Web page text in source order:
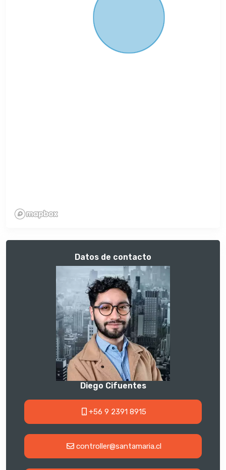
Datos de contacto
Diego Cifuentes
+56 9 2391 8915
controller@santamaria.cl